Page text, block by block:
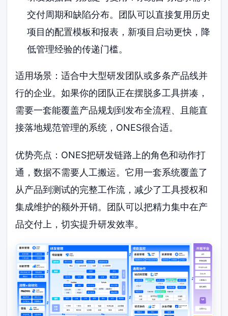
交付周期和缺陷分布。团队可以直接复用历史
项目的配置模板和报表，新项目启动更快，降
低管理经验的传递门槛。
适用场景：适合中大型研发团队或多条产品线并
行的企业。如果你的团队正在摆脱多工具拼凑，
需要一套能覆盖产品规划到发布全流程、且能直
接落地规范管理的系统，ONES很合适。
优势亮点：ONES把研发链路上的角色和动作打
通，数据不需要人工搬运。它用一套系统覆盖了
从产品到测试的完整工作流，减少了工具授权和
集成维护的额外开销。团队可以把精力集中在产
品交付上，切实提升研发效率。